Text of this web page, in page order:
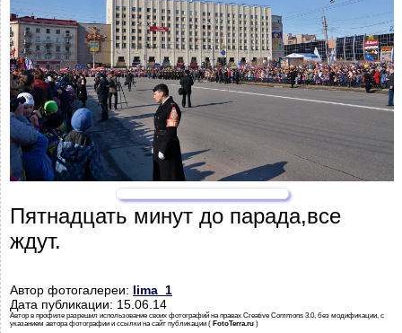
Пятнадцать минут до парада,все
ждут.
Автор фотогалереи: lima_1
Дата публикации: 15.06.14
Автор в профиле разрешил использование своих фотографий на правах Creative Commons 3.0, без модификации, с
указанием автора фотографии и ссылки на сайт публикации ( FotoTerra.ru )